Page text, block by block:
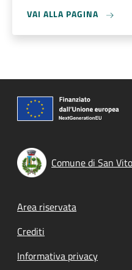
VAI ALLA PAGINA
Comune di San
Footer menu
Area riservata
Crediti
Informativa privacy